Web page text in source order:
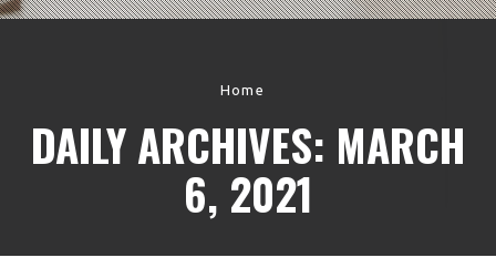
Home
DAILY ARCHIVES: MARCH
6, 2021